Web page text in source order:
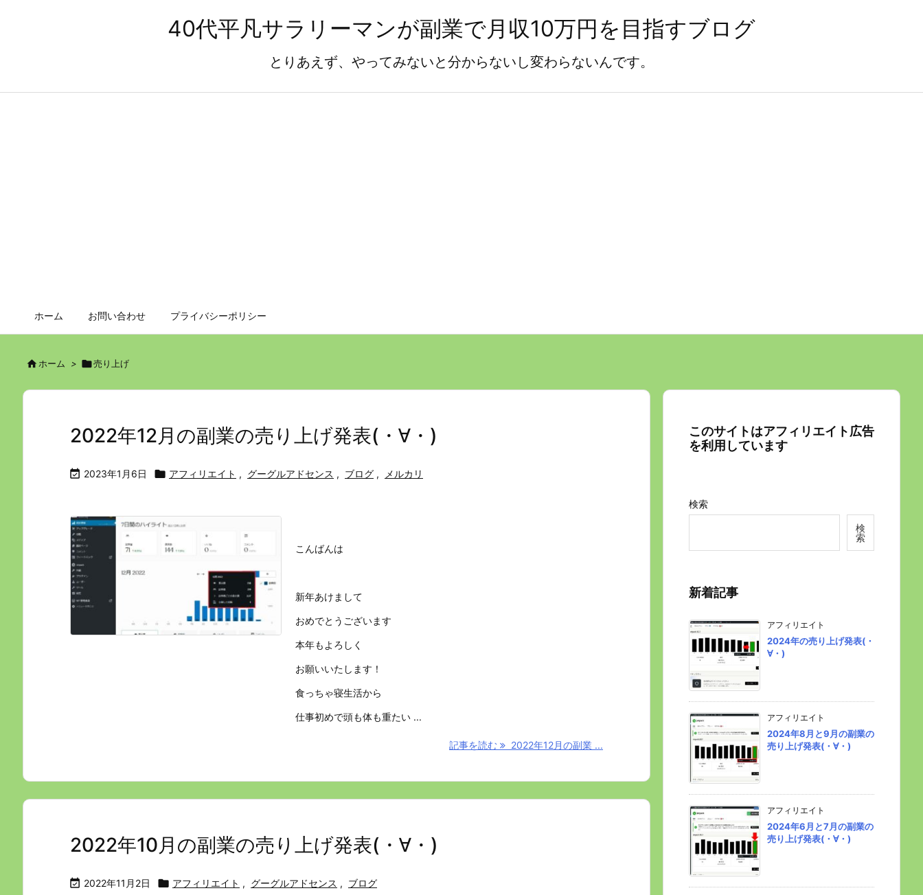
40代平凡サラリーマンが副業で月収10万円を目指すブログ
とりあえず、やってみないと分からないし変わらないんです。
ホーム お問い合わせ プライバシーポリシー
 ホーム > 売り上げ
2022年12月の副業の売り上げ発表(・∀・)
 2023年1月6日  アフィリエイト , グーグルアドセンス , ブログ , メルカリ
こんばんは
新年あけまして
おめでとうございます
本年もよろしく
お願いいたします！
食っちゃ寝生活から
仕事初めで頭も体も重たい ...
記事を読む 2022年12月の副業 ...
2022年10月の副業の売り上げ発表(・∀・)
 2022年11月2日  アフィリエイト , グーグルアドセンス , ブログ
このサイトはアフィリエイト広告
を利用しています
検索
検
索
新着記事
アフィリエイト
2024年の売り上げ発表(・
∀・)
アフィリエイト
2024年8月と9月の副業の
売り上げ発表(・∀・)
アフィリエイト
2024年6月と7月の副業の
売り上げ発表(・∀・)